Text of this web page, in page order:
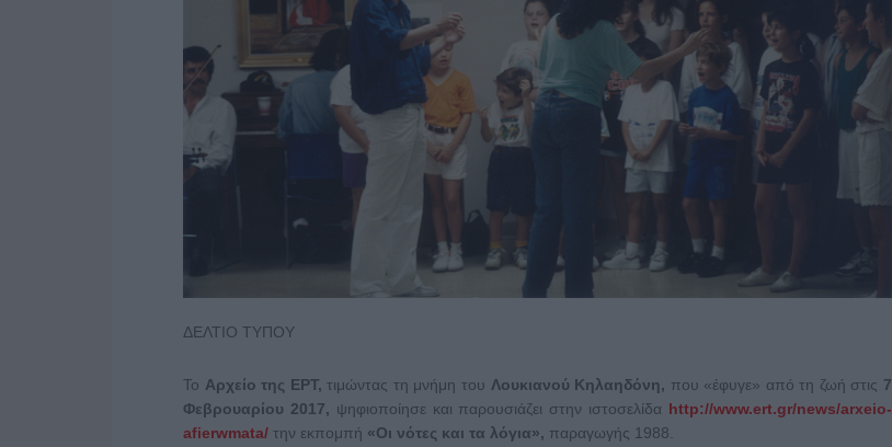
ΔΕΛΤΙΟ ΤΥΠΟΥ
Το Αρχείο της ΕΡΤ, τιμώντας τη μνήμη του Λουκιανού Κηλαηδόνη, που «έφυγε» από τη ζωή στις 7
Φεβρουαρίου 2017, ψηφιοποίησε και παρουσιάζει στην ιστοσελίδα http://www.ert.gr/news/arxeio-
afierwmata/ την εκπομπή «Οι νότες και τα λόγια», παραγωγής 1988.